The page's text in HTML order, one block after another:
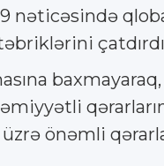
nəticəsində
önəmli